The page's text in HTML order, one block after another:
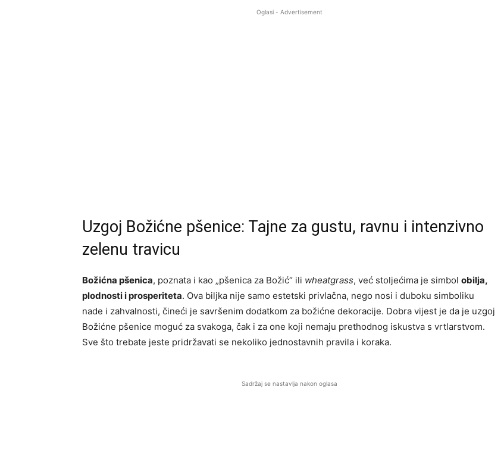
Oglasi - Advertisement
Uzgoj Božićne pšenice: Tajne za gustu, ravnu i intenzivno
zelenu travicu
Božićna pšenica, poznata i kao „pšenica za Božić“ ili wheatgrass, već stoljećima je simbol obilja,
plodnosti i prosperiteta. Ova biljka nije samo estetski privlačna, nego nosi i duboku simboliku
nade i zahvalnosti, čineći je savršenim dodatkom za božićne dekoracije. Dobra vijest je da je uzgoj
Božićne pšenice moguć za svakoga, čak i za one koji nemaju prethodnog iskustva s vrtlarstvom.
Sve što trebate jeste pridržavati se nekoliko jednostavnih pravila i koraka.
Sadržaj se nastavlja nakon oglasa